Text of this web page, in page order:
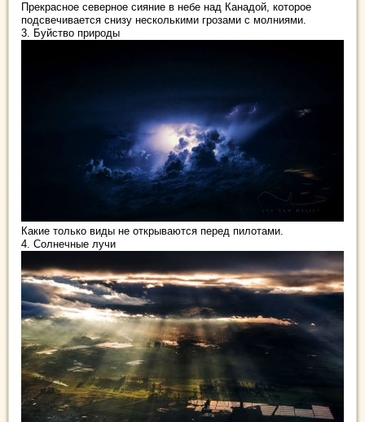
Прекрасное северное сияние в небе над Канадой, которое
подсвечивается снизу несколькими грозами с молниями.
3. Буйство природы
Какие только виды не открываются перед пилотами.
4. Солнечные лучи